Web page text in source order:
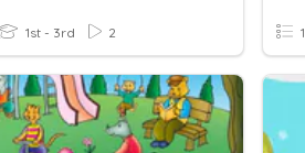
1st - 3rd 2